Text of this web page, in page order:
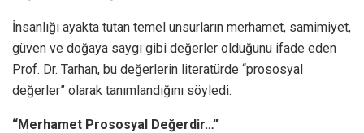
İnsanlığı ayakta tutan temel unsurların merhamet, samimiyet,
güven ve doğaya saygı gibi değerler olduğunu ifade eden
Prof. Dr. Tarhan, bu değerlerin literatürde “prososyal
değerler” olarak tanımlandığını söyledi.
“Merhamet Prososyal Değerdir…”